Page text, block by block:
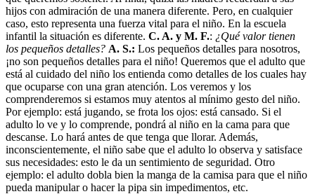
hijos con admiración de una manera diferente. Pero, en cualquier
caso, esto representa una fuerza vital para el niño. En la escuela
infantil la situación es diferente. C. A. y M. F.: ¿Qué valor tienen
los pequeños detalles? A. S.: Los pequeños detalles para nosotros,
¡no son pequeños detalles para el niño! Queremos que el adulto que
está al cuidado del niño los entienda como detalles de los cuales hay
que ocuparse con una gran atención. Los veremos y los
comprenderemos si estamos muy atentos al mínimo gesto del niño.
Por ejemplo: está jugando, se frota los ojos: está cansado. Si el
adulto lo ve y lo comprende, pondrá al niño en la cama para que
descanse. Lo hará antes de que tenga que llorar. Además,
inconscientemente, el niño sabe que el adulto lo observa y satisface
sus necesidades: esto le da un sentimiento de seguridad. Otro
ejemplo: el adulto dobla bien la manga de la camisa para que el niño
pueda manipular o hacer la pipa sin impedimentos, etc.